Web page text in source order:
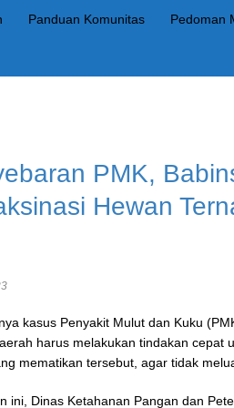
Panduan Komunitas Pedoman
PMK,
Hewan
kasus Penyakit Mulut dan Kuku
harus melakukan tindakan cepat
mematikan tersebut, agar tidak
ini, Dinas Ketahanan Pangan dan